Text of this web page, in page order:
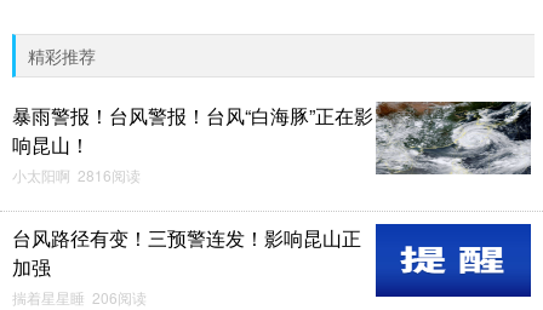
精彩推荐
暴雨警报！台风警报！台风“白海豚”正在影
响昆山！
小太阳啊 2816阅读
台风路径有变！三预警连发！影响昆山正
加强
揣着星星睡 206阅读